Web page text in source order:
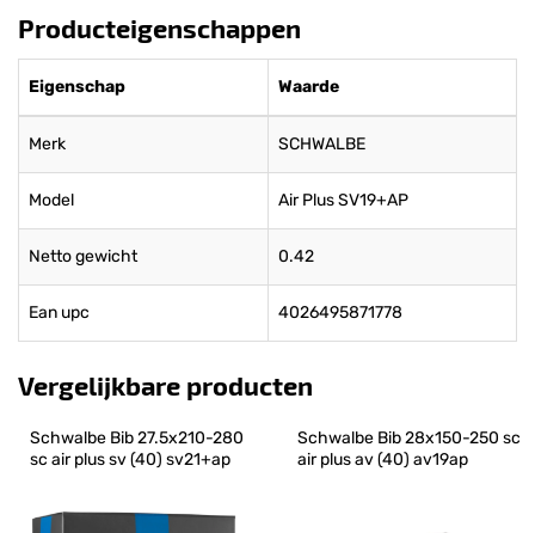
Producteigenschappen
Eigenschap Waarde
Merk SCHWALBE
Model Air Plus SV19+AP
Netto gewicht 0.42
Ean upc 4026495871778
Vergelijkbare producten
Schwalbe Bib 27.5x210-280
sc air plus sv (40) sv21+ap
Schwalbe Bib 28x150-250 sc
air plus av (40) av19ap